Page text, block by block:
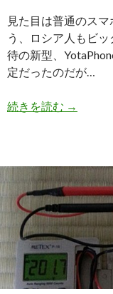
見た目は普通のス
う、ロシア人もビ
待の新型、
定だったのだが…
続きを読む 最新変
→